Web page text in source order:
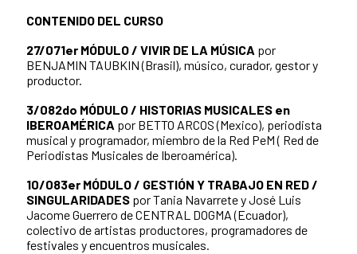
CONTENIDO DEL CURSO
27/071er MÓDULO / VIVIR DE LA MÚSICA por
BENJAMIN TAUBKIN (Brasil), músico, curador, gestor y
productor.
3/082do MÓDULO / HISTORIAS MUSICALES en
IBEROAMÉRICA por BETTO ARCOS (Mexico), periodista
musical y programador, miembro de la Red PeM ( Red de
Periodistas Musicales de Iberoamérica).
10/083er MÓDULO / GESTIÓN Y TRABAJO EN RED /
SINGULARIDADES por Tania Navarrete y José Luis
Jacome Guerrero de CENTRAL DOGMA (Ecuador),
colectivo de artistas productores, programadores de
festivales y encuentros musicales.